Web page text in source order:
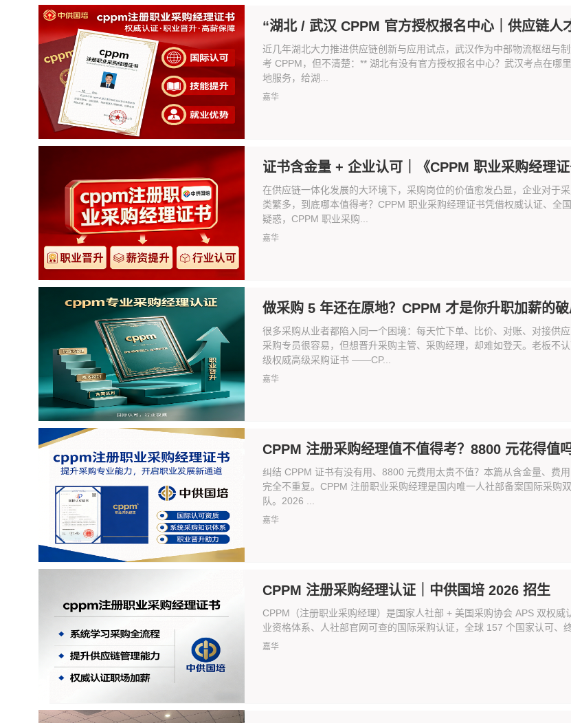
“湖北 / 武汉 CPPM 官方授权报名中心｜供应链人
近几年湖北大力推进供应链创新与应用试点，武汉作为中部物流枢纽与
考 CPPM，但不清楚：** 湖北有没有官方授权报名中心？武汉考点在
地服务，给湖...
嘉华
证书含金量 + 企业认可｜《CPPM 职业采购经理
在供应链一体化发展的大环境下，采购岗位的价值愈发凸显，企业对于
类繁多，到底哪本值得考？CPPM 职业采购经理证书凭借权威认证、全
疑惑，CPPM 职业采购...
嘉华
做采购 5 年还在原地？CPPM 才是你升职加薪的
很多采购从业者都陷入同一个困境：每天忙下单、比价、对账、对接供
采购专员很容易，但想晋升采购主管、采购经理，却难如登天。老板不
级权威高级采购证书 ——CP...
嘉华
CPPM 注册采购经理值不值得考？8800 元花得值
纠结 CPPM 证书有没有用、8800 元费用太贵不值？本篇从含金量、费
完全不重复。CPPM 注册职业采购经理是国内唯一人社部备案国际采
队。2026 ...
嘉华
CPPM 注册采购经理认证｜中供国培 2026 招生
CPPM（注册职业采购经理）是国家人社部 + 美国采购协会 APS 双权
业资格体系、人社部官网可查的国际采购认证，全球 157 个国家认可、
嘉华